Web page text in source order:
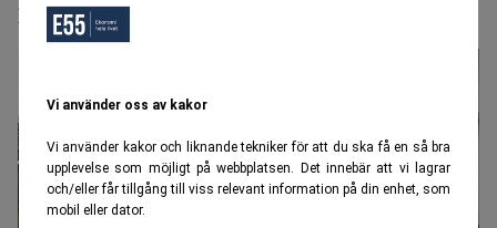
Vi använder oss av kakor
Vi använder kakor och liknande tekniker för att du ska få en så bra
upplevelse som möjligt på webbplatsen. Det innebär att vi lagrar
och/eller får tillgång till viss relevant information på din enhet, som
mobil eller dator.
handla